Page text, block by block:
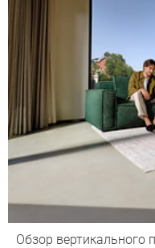
Обзор вертикального